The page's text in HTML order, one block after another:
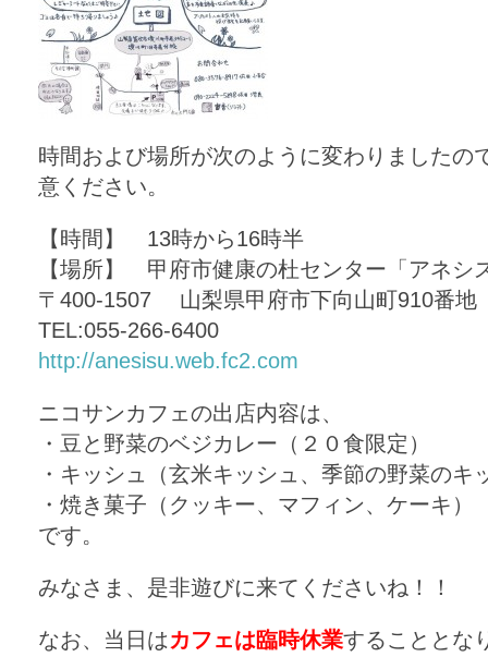
時間および場所が次のように変わりましたの
意ください。
【時間】 13時から16時半
【場所】 甲府市健康の杜センター「アネシ
〒400-1507 山梨県甲府市下向山町910番地
TEL:055-266-6400
http://anesisu.web.fc2.com
ニコサンカフェの出店内容は、
・豆と野菜のベジカレー（２０食限定）
・キッシュ（玄米キッシュ、季節の野菜のキ
・焼き菓子（クッキー、マフィン、ケーキ）
です。
みなさま、是非遊びに来てくださいね！！
なお、当日はカフェは臨時休業することとな